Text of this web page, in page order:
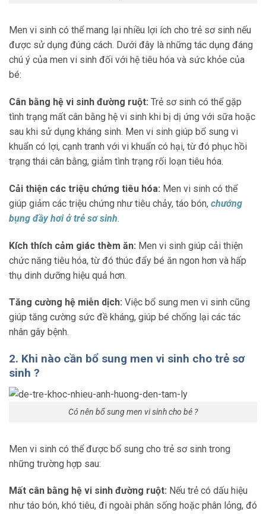
Men vi sinh có thể mang lại nhiều lợi ích cho trẻ sơ sinh nếu
được sử dụng đúng cách. Dưới đây là những tác dụng đáng
chú ý của men vi sinh đối với hệ tiêu hóa và sức khỏe của
bé:
Cân bằng hệ vi sinh đường ruột: Trẻ sơ sinh có thể gặp
tình trạng mất cân bằng hệ vi sinh khi bị dị ứng với sữa hoặc
sau khi sử dụng kháng sinh. Men vi sinh giúp bổ sung vi
khuẩn có lợi, cạnh tranh với vi khuẩn có hại, từ đó phục hồi
trạng thái cân bằng, giảm tình trạng rối loạn tiêu hóa.
Cải thiện các triệu chứng tiêu hóa: Men vi sinh có thể
giúp giảm các triệu chứng như tiêu chảy, táo bón, chướng
bụng đầy hơi ở trẻ sơ sinh.
Kích thích cảm giác thèm ăn: Men vi sinh giúp cải thiện
chức năng tiêu hóa, từ đó thúc đẩy bé ăn ngon hơn và hấp
thụ dinh dưỡng hiệu quả hơn.
Tăng cường hệ miễn dịch: Việc bổ sung men vi sinh cũng
giúp tăng cường sức đề kháng, giúp bé chống lại các tác
nhân gây bệnh.
2. Khi nào cần bổ sung men vi sinh cho trẻ sơ
sinh ?
Có nên bổ sung men vi sinh cho bé ?
Men vi sinh có thể được bổ sung cho trẻ sơ sinh trong
những trường hợp sau:
Mất cân bằng hệ vi sinh đường ruột: Nếu trẻ có dấu hiệu
như táo bón, khó tiêu, đi ngoài phân sống hoặc phân lỏng, đó